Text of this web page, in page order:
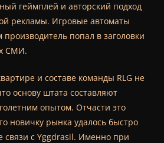
геймплей и авторский подход
рекламы. Игровые автоматы
попал в заголовки
СМИ.
и составе команды RLG не
основу штата составляют
опытом. Отчасти это
новичку рынка удалось быстро
связи с Yggdrasil. Именно при